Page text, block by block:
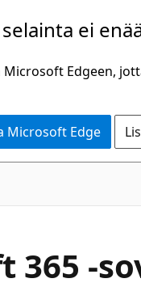
selainta ei
Microsoft Edgeen,
Microsoft Edge
365 -